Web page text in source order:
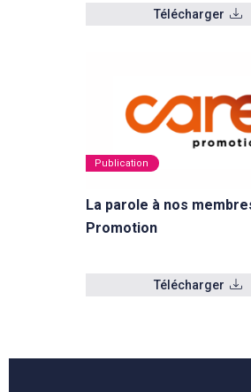
Télécharger
Publication
La parole à nos
Promotion
Télécharger